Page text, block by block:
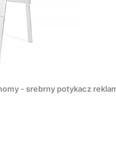
- srebrny potykacz